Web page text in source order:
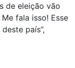
de eleição vão
fala isso! Esse
país”,